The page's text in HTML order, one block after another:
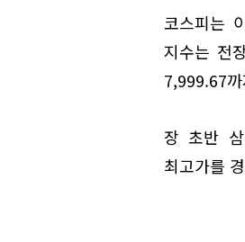
코스피는
지수는 전
7,999.67
장 초반
최고가를